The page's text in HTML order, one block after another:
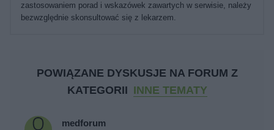
zastosowaniem porad i wskazówek zawartych w serwisie, należy
bezwzględnie skonsultować się z lekarzem.
POWIĄZANE DYSKUSJE NA FORUM Z
KATEGORII INNE TEMATY
medforum